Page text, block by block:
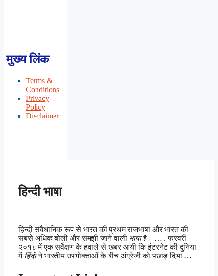
मुख्य लिंक
Terms &
Conditions
Privacy
Policy
Disclaimer
हिन्दी भाषा
हिन्दी संवैधानिक रूप से भारत की प्रथम राजभाषा और भारत की
सबसे अधिक बोली और समझी जाने वाली भाषाहै। ….. फरवरी
२०१८ में एक सर्वेक्षण के हवाले से खबर आयी कि इंटरनेट की दुनिया
में हिंदीने भारतीय उपभोक्ताओं के बीच अंग्रेजी को पछाड़ दिया …